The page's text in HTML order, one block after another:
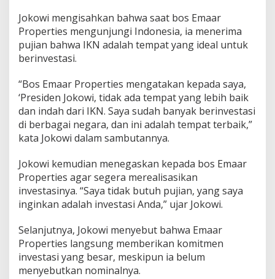
Jokowi mengisahkan bahwa saat bos Emaar
Properties mengunjungi Indonesia, ia menerima
pujian bahwa IKN adalah tempat yang ideal untuk
berinvestasi.
“Bos Emaar Properties mengatakan kepada saya,
‘Presiden Jokowi, tidak ada tempat yang lebih baik
dan indah dari IKN. Saya sudah banyak berinvestasi
di berbagai negara, dan ini adalah tempat terbaik,”
kata Jokowi dalam sambutannya.
Jokowi kemudian menegaskan kepada bos Emaar
Properties agar segera merealisasikan
investasinya. “Saya tidak butuh pujian, yang saya
inginkan adalah investasi Anda,” ujar Jokowi.
Selanjutnya, Jokowi menyebut bahwa Emaar
Properties langsung memberikan komitmen
investasi yang besar, meskipun ia belum
menyebutkan nominalnya.